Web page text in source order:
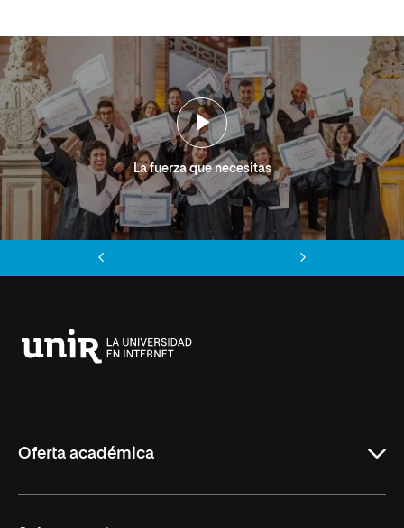
La fuerza que necesitas
Oferta académica